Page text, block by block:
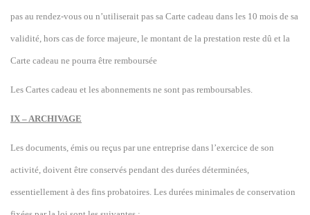
pas au rendez-vous ou n’utiliserait pas sa Carte cadeau dans les 10 mois de sa
validité, hors cas de force majeure, le montant de la prestation reste dû et la
Carte cadeau ne pourra être remboursée
Les Cartes cadeau et les abonnements ne sont pas remboursables.
IX – ARCHIVAGE
Les documents, émis ou reçus par une entreprise dans l’exercice de son
activité, doivent être conservés pendant des durées déterminées,
essentiellement à des fins probatoires. Les durées minimales de conservation